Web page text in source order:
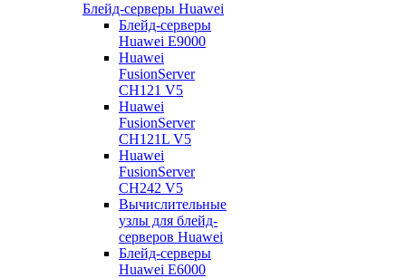
Блейд-серверы Huawei
Блейд-серверы
Huawei E9000
Huawei
FusionServer
CH121 V5
Huawei
FusionServer
CH121L V5
Huawei
FusionServer
CH242 V5
Вычислительные
узлы для блейд-
серверов Huawei
Блейд-серверы
Huawei E6000